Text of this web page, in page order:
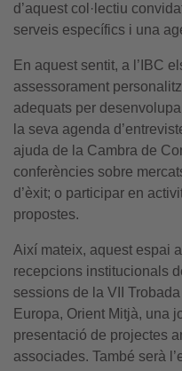
d’aquest col·lectiu
serveis específics i una
En aquest sentit, a l’IBC
assessorament
adequats per
la seva agenda
ajuda de la Cambra de
conferències sobre
d’èxit; o participar en
propostes.
Així mateix, aquest espai
recepcions institucionals
sessions de la VII
Europa, Orient Mitjà, una
presentació de projectes
associades. També serà